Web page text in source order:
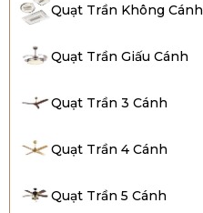
Quạt Trần Không Cánh
Quạt Trần Giấu Cánh
Quạt Trần 3 Cánh
Quạt Trần 4 Cánh
Quạt Trần 5 Cánh